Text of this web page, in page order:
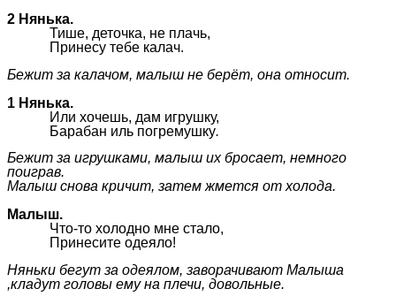
2 Нянька.
Тише, деточка, не плачь,
Принесу тебе калач.
Бежит за калачом, малыш не берёт, она относит.
1 Нянька.
Или хочешь, дам игрушку,
Барабан иль погремушку.
Бежит за игрушками, малыш их бросает, немного
поиграв.
Малыш снова кричит, затем жмется от холода.
Малыш.
Что-то холодно мне стало,
Принесите одеяло!
Няньки бегут за одеялом, заворачивают Малыша
,кладут головы ему на плечи, довольные.